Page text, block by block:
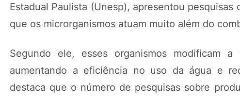
Estadual Paulista (Unesp), apresentou
que os microrganismos atuam muito além do
Segundo ele, esses organismos modificam
aumentando a eficiência no uso da água e
destaca que o número de pesquisas sobre